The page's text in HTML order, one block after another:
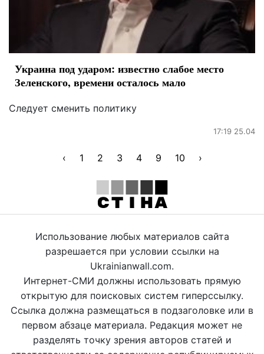
Украина под ударом: известно слабое место
Зеленского, времени осталось мало
Следует сменить политику
17:19 25.04
‹ 1 2 3 4 9 10 ›
Использование любых материалов сайта
разрешается при условии ссылки на
Ukrainianwall.com.
Интернет-СМИ должны использовать прямую
открытую для поисковых систем гиперссылку.
Ссылка должна размещаться в подзаголовке или в
первом абзаце материала. Редакция может не
разделять точку зрения авторов статей и